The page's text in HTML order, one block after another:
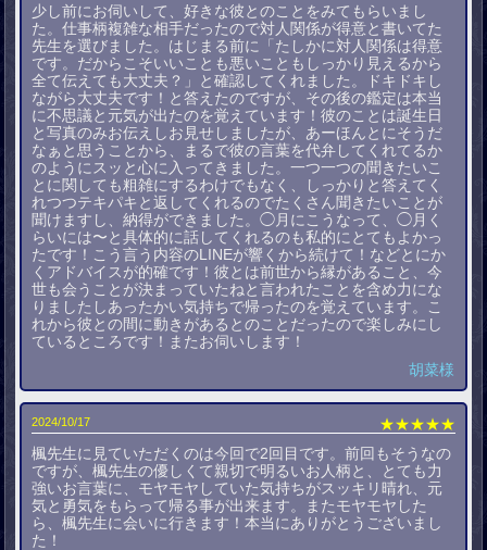
少し前にお伺いして、好きな彼とのことをみてもらいまし
た。仕事柄複雑な相手だったので対人関係が得意と書いてた
先生を選びました。はじまる前に「たしかに対人関係は得意
です。だからこそいいことも悪いこともしっかり見えるから
全て伝えても大丈夫？」と確認してくれました。ドキドキし
ながら大丈夫です！と答えたのですが、その後の鑑定は本当
に不思議と元気が出たのを覚えています！彼のことは誕生日
と写真のみお伝えしお見せしましたが、あーほんとにそうだ
なぁと思うことから、まるで彼の言葉を代弁してくれてるか
のようにスッと心に入ってきました。一つ一つの聞きたいこ
とに関しても粗雑にするわけでもなく、しっかりと答えてく
れつつテキパキと返してくれるのでたくさん聞きたいことが
聞けますし、納得ができました。◯月にこうなって、◯月く
らいには〜と具体的に話してくれるのも私的にとてもよかっ
たです！こう言う内容のLINEが響くから続けて！などとにか
くアドバイスが的確です！彼とは前世から縁があること、今
世も会うことが決まっていたねと言われたことを含め力にな
りましたしあったかい気持ちで帰ったのを覚えています。こ
れから彼との間に動きがあるとのことだったので楽しみにし
ているところです！またお伺いします！
胡菜様
2024/10/17
★★★★★
楓先生に見ていただくのは今回で2回目です。前回もそうなの
ですが、楓先生の優しくて親切で明るいお人柄と、とても力
強いお言葉に、モヤモヤしていた気持ちがスッキリ晴れ、元
気と勇気をもらって帰る事が出来ます。またモヤモヤした
ら、楓先生に会いに行きます！本当にありがとうございまし
た！